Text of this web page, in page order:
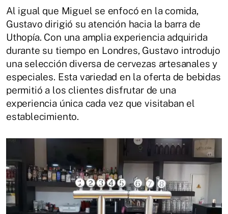
Al igual que Miguel se enfocó en la comida,
Gustavo dirigió su atención hacia la barra de
Uthopía. Con una amplia experiencia adquirida
durante su tiempo en Londres, Gustavo introdujo
una selección diversa de cervezas artesanales y
especiales. Esta variedad en la oferta de bebidas
permitió a los clientes disfrutar de una
experiencia única cada vez que visitaban el
establecimiento.